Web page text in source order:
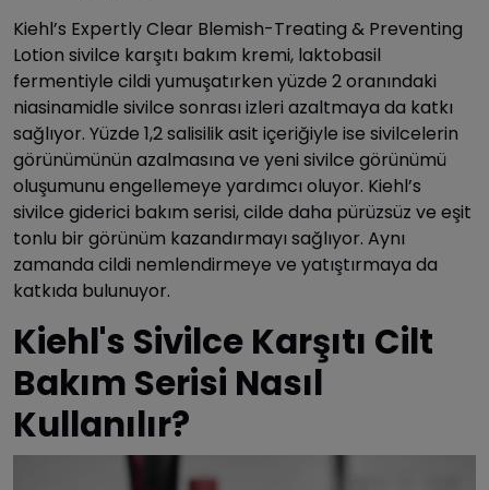
Kiehl’s Expertly Clear Blemish-Treating & Preventing
Lotion sivilce karşıtı bakım kremi, laktobasil
fermentiyle cildi yumuşatırken yüzde 2 oranındaki
niasinamidle sivilce sonrası izleri azaltmaya da katkı
sağlıyor. Yüzde 1,2 salisilik asit içeriğiyle ise sivilcelerin
görünümünün azalmasına ve yeni sivilce görünümü
oluşumunu engellemeye yardımcı oluyor. Kiehl’s
sivilce giderici bakım serisi, cilde daha pürüzsüz ve eşit
tonlu bir görünüm kazandırmayı sağlıyor. Aynı
zamanda cildi nemlendirmeye ve yatıştırmaya da
katkıda bulunuyor.
Kiehl's Sivilce Karşıtı Cilt
Bakım Serisi Nasıl
Kullanılır?